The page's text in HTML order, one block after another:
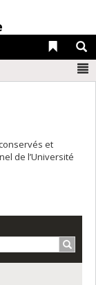
Liens
et
de l’Université